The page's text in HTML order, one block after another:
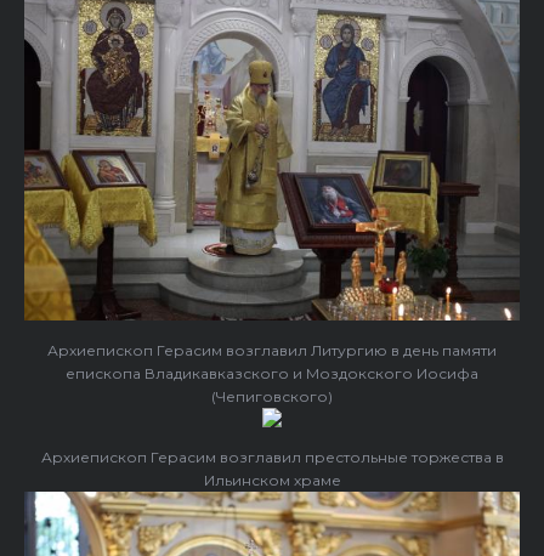
Архиепископ Герасим возглавил Литургию в день памяти
епископа Владикавказского и Моздокского Иосифа
(Чепиговского)
Архиепископ Герасим возглавил престольные торжества в
Ильинском храме